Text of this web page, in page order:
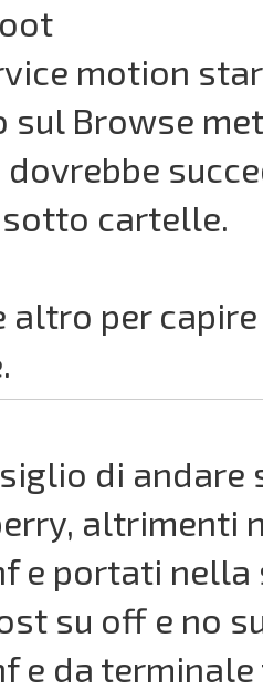
motion
sul Browse
dovrebbe
cartelle.
altro per
di
altrimenti
e portati nella
su off e no
e da